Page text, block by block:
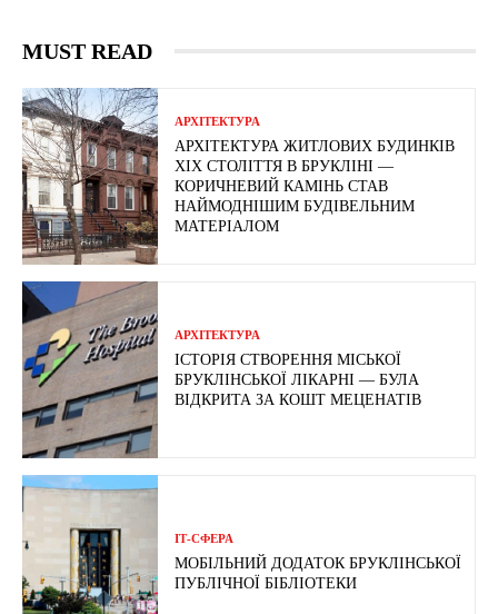
MUST READ
АРХІТЕКТУРА
АРХІТЕКТУРА ЖИТЛОВИХ БУДИНКІВ
ХІХ СТОЛІТТЯ В БРУКЛІНІ —
КОРИЧНЕВИЙ КАМІНЬ СТАВ
НАЙМОДНІШИМ БУДІВЕЛЬНИМ
МАТЕРІАЛОМ
АРХІТЕКТУРА
ІСТОРІЯ СТВОРЕННЯ МІСЬКОЇ
БРУКЛІНСЬКОЇ ЛІКАРНІ — БУЛА
ВІДКРИТА ЗА КОШТ МЕЦЕНАТІВ
ІТ-СФЕРА
МОБІЛЬНИЙ ДОДАТОК БРУКЛІНСЬКОЇ
ПУБЛІЧНОЇ БІБЛІОТЕКИ